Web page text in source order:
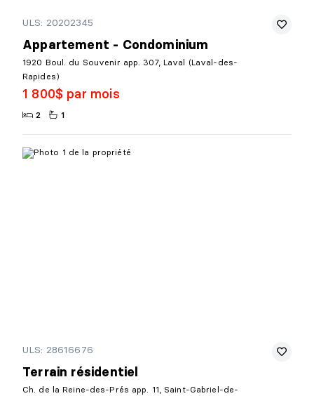
ULS: 20202345
Appartement - Condominium
1920 Boul. du Souvenir app. 307, Laval (Laval-des-
Rapides)
1 800$ par mois
2 1
ULS: 28616676
Terrain résidentiel
Ch. de la Reine-des-Prés app. 11, Saint-Gabriel-de-